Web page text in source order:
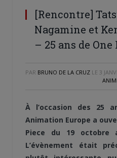
[Rencontre]
Nagamine et
– 25 ans de One
PAR BRUNO DE LA CRUZ LE 3
À l’occasion des 25
Animation Europe a
Piece du 19 octobre
L’évènement était